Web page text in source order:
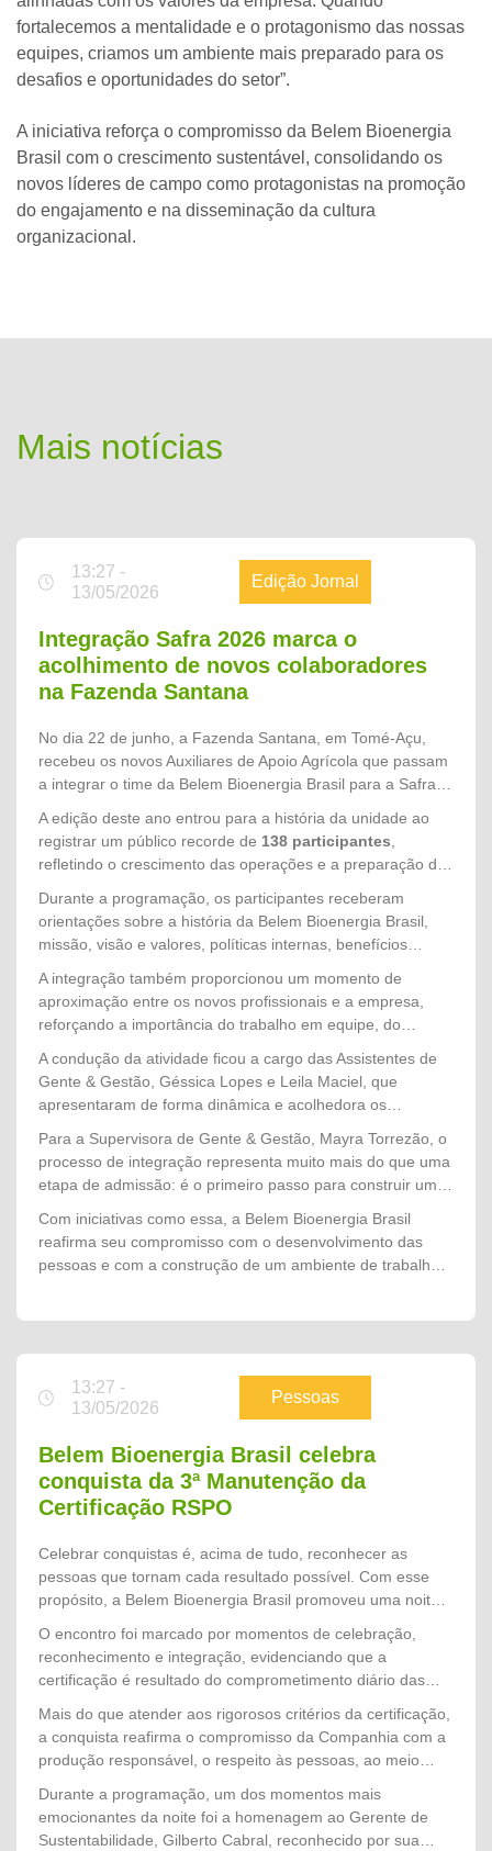
fortalecemos a mentalidade e o protagonismo das nossas
equipes, criamos um ambiente mais preparado para os
desafios e oportunidades do setor”.
A iniciativa reforça o compromisso da Belem Bioenergia
Brasil com o crescimento sustentável, consolidando os
novos líderes de campo como protagonistas na promoção
do engajamento e na disseminação da cultura
organizacional.
Mais notícias
13:27 -
13/05/2026
Edição Jornal
Integração Safra 2026 marca o
acolhimento de novos colaboradores
na Fazenda Santana
No dia 22 de junho, a Fazenda Santana, em Tomé-Açu,
recebeu os novos Auxiliares de Apoio Agrícola que passam
a integrar o time da Belem Bioenergia Brasil para a Safra
integração teve como objetivo acolher os colaboradores,
apresentar a cultura organizacional da empresa e reforçar
os princípios que norteiam nossas operações,
especialmente o compromisso com a segurança, o respeito
às pessoas e a excelência no trabalho.
A edição deste ano entrou para a história da unidade ao
registrar um público recorde de 138 participantes,
refletindo o crescimento das operações e a preparação da
colaboradores chegam para fortalecer as equipes de
campo e contribuir diretamente para o alcance das metas
da Safra 2026.
Durante a programação, os participantes receberam
orientações sobre a história da Belem Bioenergia Brasil,
missão, visão e valores, políticas internas, benefícios
normas de Segurança, Saúde e Meio Ambiente (SMS),
fundamentais para a realização das atividades com
responsabilidade e prevenção.
A integração também proporcionou um momento de
aproximação entre os novos profissionais e a empresa,
reforçando a importância do trabalho em equipe, do
organizacionais desde o primeiro dia.
A condução da atividade ficou a cargo das Assistentes de
Gente & Gestão, Géssica Lopes e Leila Maciel, que
apresentaram de forma dinâmica e acolhedora os
preparando os colaboradores para o início das atividades
no campo.
Para a Supervisora de Gente & Gestão, Mayra Torrezão, o
processo de integração representa muito mais do que uma
etapa de admissão: é o primeiro passo para construir uma
compromisso com a cultura da empresa. "A integração é o
momento em que acolhemos cada novo colaborador e
mostramos que, além de fazer parte de uma equipe, ele
segurança e o desenvolvimento profissional. Nosso
atividade e se sintam preparados para contribuir com uma
Safra 2026 segura, produtiva e de excelência."
Com iniciativas como essa, a Belem Bioenergia Brasil
reafirma seu compromisso com o desenvolvimento das
pessoas e com a construção de um ambiente de trabalho
13:27 -
13/05/2026
Pessoas
Belem Bioenergia Brasil celebra
conquista da 3ª Manutenção da
Certificação RSPO
Celebrar conquistas é, acima de tudo, reconhecer as
pessoas que tornam cada resultado possível. Com esse
propósito, a Belem Bioenergia Brasil promoveu uma noite
colaboradores que participaram diretamente do processo
que culminou na conquista da 3ª Manutenção da
Certificação RSPO (Roundtable on Sustainable Palm Oil),
um dos mais importantes reconhecimentos internacionais
voltados à produção sustentável de óleo de palma.
O encontro foi marcado por momentos de celebração,
reconhecimento e integração, evidenciando que a
certificação é resultado do comprometimento diário das
socioambiental e a melhoria contínua dos processos.
Mais do que atender aos rigorosos critérios da certificação,
a conquista reafirma o compromisso da Companhia com a
produção responsável, o respeito às pessoas, ao meio
a Belem Bioenergia Brasil como referência nacional em
sustentabilidade no setor de palma de óleo.
Durante a programação, um dos momentos mais
emocionantes da noite foi a homenagem ao Gerente de
Sustentabilidade, Gilberto Cabral, reconhecido por sua